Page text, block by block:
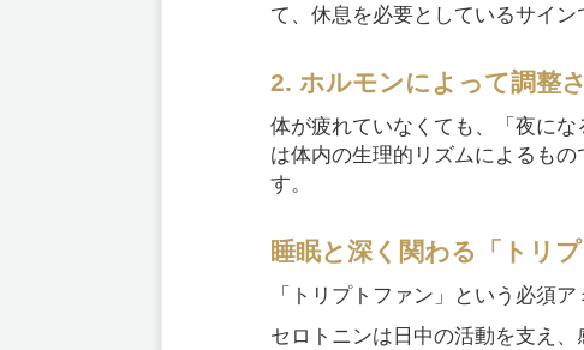
て、休息を必要としているサイン
2. ホルモンによって調整
体が疲れていなくても、「夜に
は体内の生理的リズムによるも
す。
睡眠と深く関わる「トリ
「トリプトファン」という必須
セロトニンは日中の活動を支え、